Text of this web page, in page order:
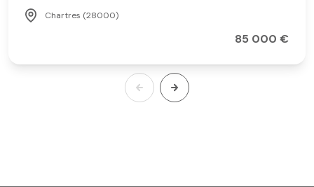
Chartres (28000)
85 000 €